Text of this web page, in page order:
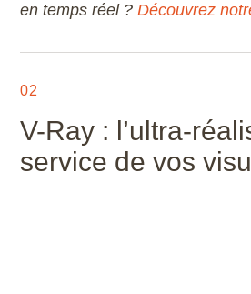
en temps réel ? Découvrez
02
V-Ray : l’ultra-
service de vos